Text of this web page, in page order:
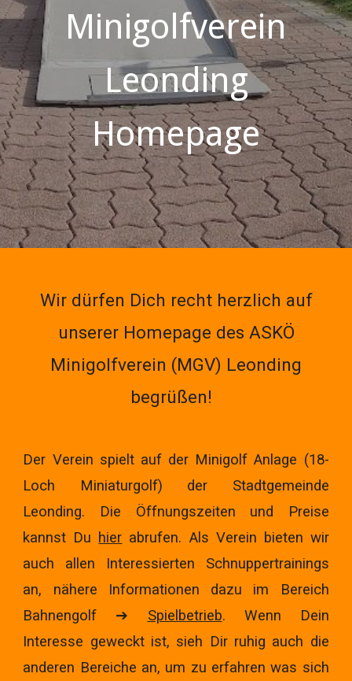
Minigolfverein
Leonding
Homepage
Wir dürfen Dich recht herzlich auf
unserer Homepage des ASKÖ
Minigolfverein (MGV) Leonding
begrüßen!
Der Verein spielt auf der Minigolf Anlage (18-
Loch Miniaturgolf) der Stadtgemeinde
Leonding. Die Öffnungszeiten und Preise
kannst Du hier abrufen. Als Verein bieten wir
auch allen Interessierten Schnuppertrainings
an, nähere Informationen dazu im Bereich
Bahnengolf ➔ Spielbetrieb. Wenn Dein
Interesse geweckt ist, sieh Dir ruhig auch die
anderen Bereiche an, um zu erfahren was sich